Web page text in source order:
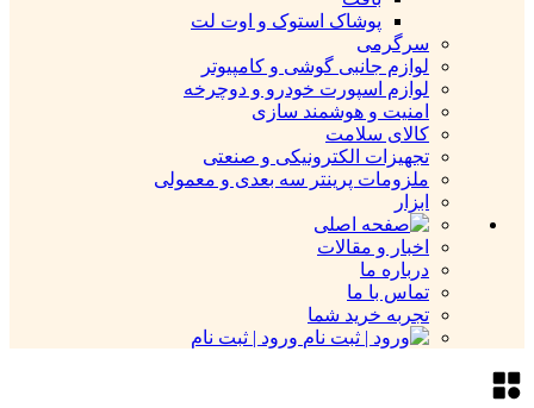
پوشاک استوک و اوت لت
سرگرمی
لوازم جانبی گوشی و کامپیوتر
لوازم اسپورت خودرو و دوچرخه
امنیت و هوشمند سازی
کالای سلامت
تجهیزات الکترونیکی و صنعتی
ملزومات پرینتر سه بعدی و معمولی
ابزار
اخبار و مقالات
درباره ما
تماس با ما
تجربه خرید شما
ورود | ثبت نام